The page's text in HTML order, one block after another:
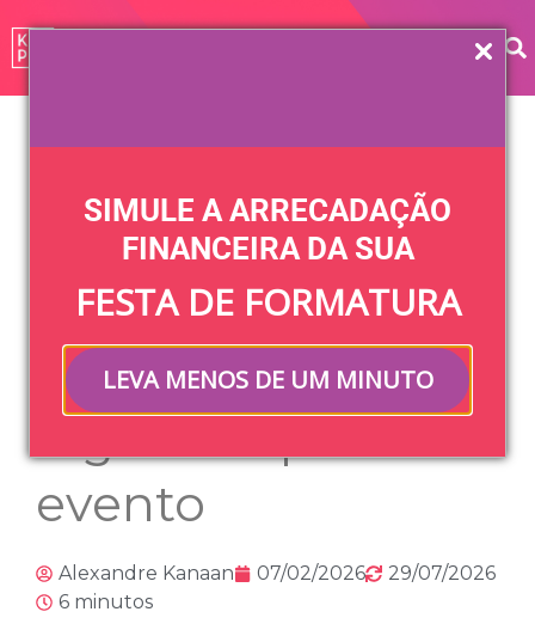
SIMULE A ARRECADAÇÃO
FINANCEIRA DA SUA
FESTA DE FORMATURA
LEVA MENOS DE UM MINUTO
Home»Blog»Uncategorized»Como escolher uma
Como escolher
uma plataforma
de venda de
evento
Alexandre Kanaan 07/02/2026
29/07/2026
6 minutos